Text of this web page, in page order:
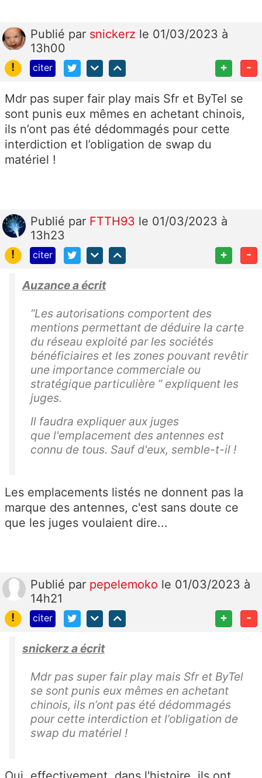
Publié par snickerz le 01/03/2023 à
13h00
!
citer + -
Mdr pas super fair play mais Sfr et ByTel se
sont punis eux mêmes en achetant chinois,
ils n’ont pas été dédommagés pour cette
interdiction et l’obligation de swap du
matériel !
Publié par FTTH93 le 01/03/2023 à
13h23
!
citer + -
Auzance a écrit
“Les autorisations comportent des
mentions permettant de déduire la carte
du réseau exploité par les sociétés
bénéficiaires et les zones pouvant revêtir
une importance commerciale ou
stratégique particulière ” expliquent les
juges.
Il faudra expliquer aux juges
que l'emplacement des antennes est
connu de tous. Sauf d'eux, semble-t-il !
Les emplacements listés ne donnent pas la
marque des antennes, c'est sans doute ce
que les juges voulaient dire...
Publié par pepelemoko le 01/03/2023 à
14h21
!
citer + -
snickerz a écrit
Mdr pas super fair play mais Sfr et ByTel
se sont punis eux mêmes en achetant
chinois, ils n’ont pas été dédommagés
pour cette interdiction et l’obligation de
swap du matériel !